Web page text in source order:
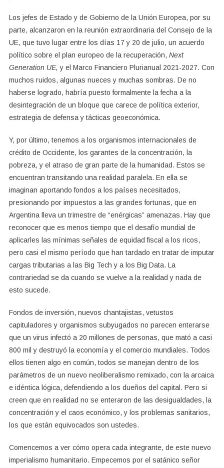
Los jefes de Estado y de Gobierno de la Unión Europea, por su
parte, alcanzaron en la reunión extraordinaria del Consejo de la
UE, que tuvo lugar entre los días 17 y 20 de julio, un acuerdo
político sobre el plan europeo de la recuperación, Next
Generation UE, y el Marco Financiero Plurianual 2021-2027. Con
muchos ruidos, algunas nueces y muchas sombras. De no
haberse logrado, habría puesto formalmente la fecha a la
desintegración de un bloque que carece de política exterior,
estrategia de defensa y tácticas geoeconómica.
Y, por último, tenemos a los organismos internacionales de
crédito de Occidente, los garantes de la concentración, la
pobreza, y el atraso de gran parte de la humanidad. Estos se
encuentran transitando una realidad paralela. En ella se
imaginan aportando fondos a los países necesitados,
presionando por impuestos a las grandes fortunas, que en
Argentina lleva un trimestre de “enérgicas” amenazas. Hay que
reconocer que es menos tiempo que el desafío mundial de
aplicarles las mínimas señales de equidad fiscal a los ricos,
pero casi el mismo período que han tardado en tratar de imputar
cargas tributarias a las Big Tech y a los Big Data. La
contrariedad se da cuando se vuelve a la realidad y nada de
esto sucede.
Fondos de inversión, nuevos chantajistas, vetustos
capituladores y organismos subyugados no parecen enterarse
que un virus infectó a 20 millones de personas, que mató a casi
800 mil y destruyó la economía y el comercio mundiales. Todos
ellos tienen algo en común, todos se manejan dentro de los
parámetros de un nuevo neoliberalismo remixado, con la arcaica
e idéntica lógica, defendiendo a los dueños del capital. Pero si
creen que en realidad no se enteraron de las desigualdades, la
concentración y el caos económico, y los problemas sanitarios,
los que están equivocados son ustedes.
Comencemos a ver cómo opera cada integrante, de este nuevo
imperialismo humanitario. Empecemos por el satánico señor